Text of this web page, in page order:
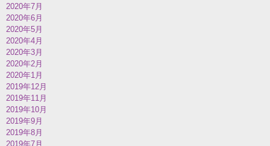
2020年7月
2020年6月
2020年5月
2020年4月
2020年3月
2020年2月
2020年1月
2019年12月
2019年11月
2019年10月
2019年9月
2019年8月
2019年7月